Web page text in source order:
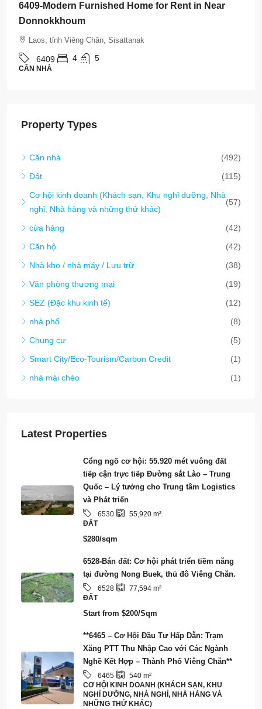
Near
6408-Luxurious Roman-Style Villa Near
International Hospital | 5 Bedrooms, Pool &
Laos, tỉnh Viêng Chăn, Sisattanak
6408
Property Types
Căn nhà
(492)
Đất
(115)
Cơ hội kinh doanh (Khách sạn, Khu nghỉ dưỡng, Nhà
nghỉ, Nhà hàng và những thứ khác)
(57)
cửa hàng
(42)
Căn hộ
(42)
Nhà kho / nhà máy / Lưu trữ
(38)
Văn phòng thương mại
(19)
SEZ (Đặc khu kinh tế)
(12)
nhà phố
(8)
Chung cư
(5)
Smart City/Eco-Tourism/Carbon Credit
(1)
nhà mái chèo
(1)
Latest Properties
Cổng ngõ cơ hội: 55.920 mét vuông đất
tiếp cận trực tiếp Đường sắt Lào – Trung
Quốc – Lý tưởng cho Trung tâm Logistics
và Phát triển
6530 55,920 m²
ĐẤT
$280/sqm
6528-Bán đất: Cơ hội phát triển tiềm năng
tại đường Nong Buek, thủ đô Viêng Chăn.
6528 77,594 m²
ĐẤT
Start from $200/Sqm
**6465 – Cơ Hội Đầu Tư Hấp Dẫn: Trạm
Xăng PTT Thu Nhập Cao với Các Ngành
Nghề Kết Hợp – Thành Phố Viêng Chăn**
6465 540 m²
CƠ HỘI KINH DOANH (KHÁCH SẠN, KHU
NGHỈ DƯỠNG, NHÀ NGHỈ, NHÀ HÀNG VÀ
NHỮNG THỨ KHÁC)